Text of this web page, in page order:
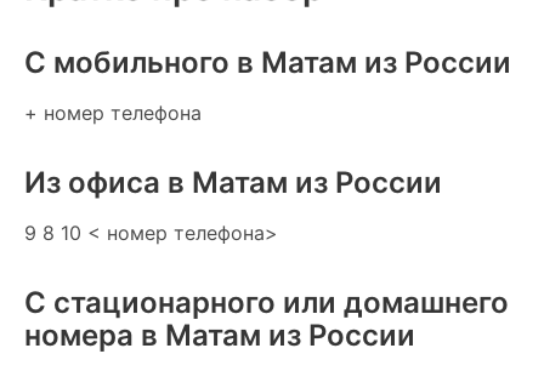
C мобильного в Матам из России
+ номер телефона
Из офиса в Матам из России
9 8 10 < номер телефона>
С стационарного или домашнего
номера в Матам из России